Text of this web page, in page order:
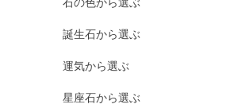
誕生石から選ぶ
運気から選ぶ
星座石から選ぶ